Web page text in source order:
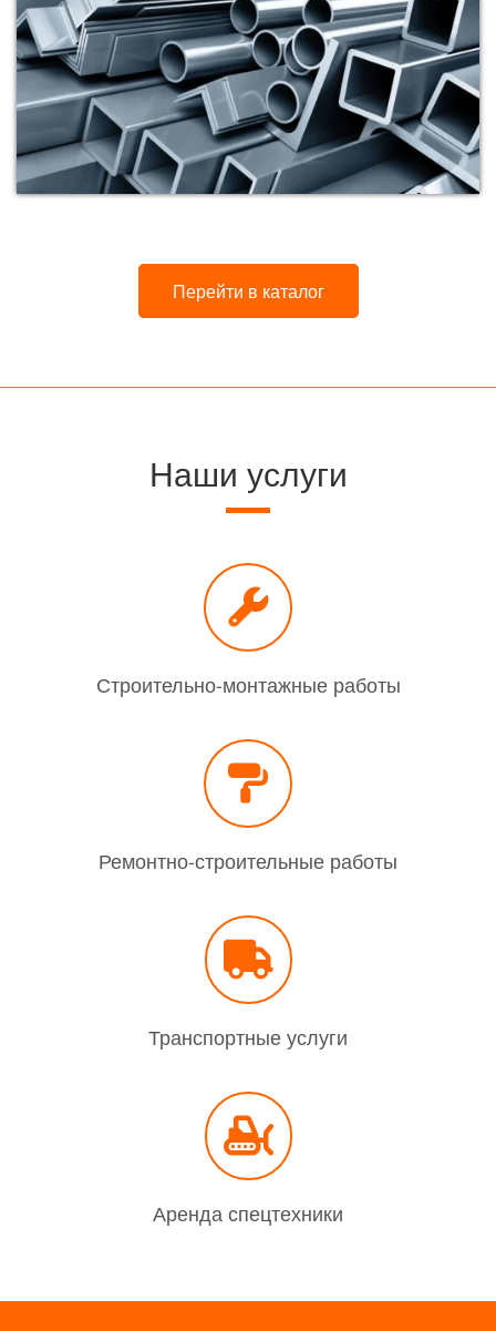
Перейти в каталог
Наши услуги
Строительно-монтажные работы
Ремонтно-строительные работы
Транспортные услуги
Аренда спецтехники